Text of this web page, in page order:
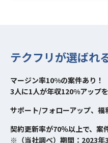
テクフリが選ばれ
マージン率10%の案件あり！
3人に1人が年収120%アップ
サポート/フォローアップ、福
契約更新率が70％以上で、案
※（当社調べ）期間：2023年